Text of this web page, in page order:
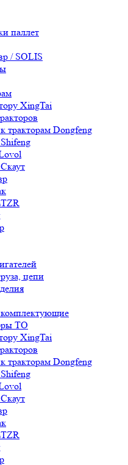
паллет
/ SOLIS
XingTai
тракторам Dongfeng
цепи
ТО
XingTai
тракторам Dongfeng